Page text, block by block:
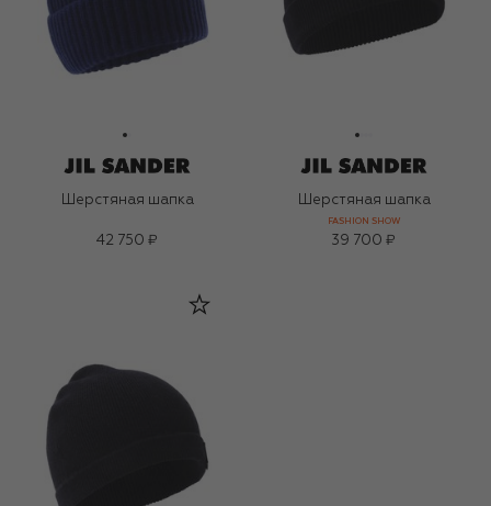
Шерстяная шапка
42 750 ₽
Шерстяная шапка
FASHION SHOW
39 700 ₽